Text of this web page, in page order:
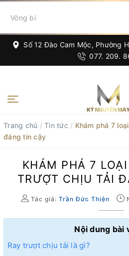
Số 12 Đào Cam Mộc, Phường
077. 209.
Trang chủ / Tin tức / Khám phá 7
đáng tin cậy
KHÁM PHÁ 7
TRƯỢT CHỊU TẢI
Tác giả: Trần Đức Thiện
Nội dung bài
Ray trượt chịu tải là gì?